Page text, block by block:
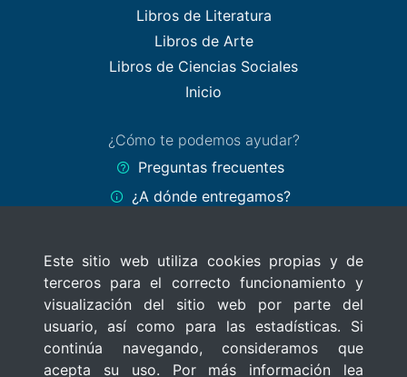
Este sitio web utiliza cookies propias y de
terceros para el correcto funcionamiento y
visualización del sitio web por parte del
usuario, así como para las estadísticas. Si
continúa navegando, consideramos que
acepta su uso. Por más información lea
Libros de Literatura
Libros de Arte
Libros de Ciencias Sociales
Inicio
¿Cómo te podemos ayudar?
Preguntas frecuentes
¿A dónde entregamos?
Políticas del sitio
Términos y Condiciones
Políticas de privacidad
Uso de cookies